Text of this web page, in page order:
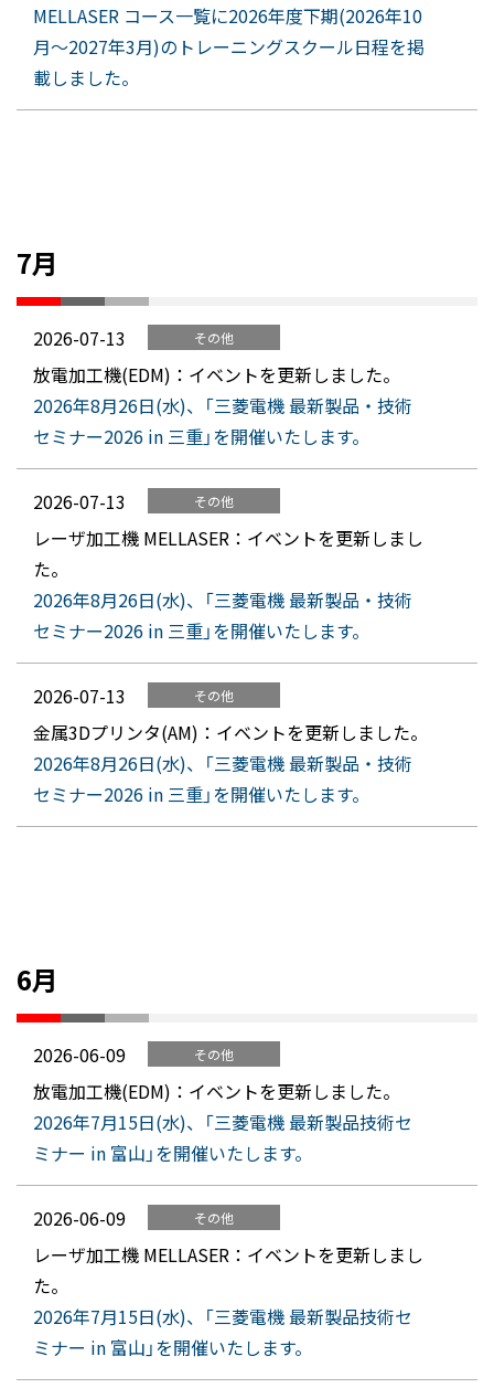
MELLASER コース一覧に2026年度下期(2026年10
月～2027年3月)のトレーニングスクール日程を掲
載しました。
7月
2026-07-13 その他
放電加工機(EDM)：イベントを更新しました。
2026年8月26日(水)、「三菱電機 最新製品・技術
セミナー2026 in 三重」を開催いたします。
2026-07-13 その他
レーザ加工機 MELLASER：イベントを更新しまし
た。
2026年8月26日(水)、「三菱電機 最新製品・技術
セミナー2026 in 三重」を開催いたします。
2026-07-13 その他
金属3Dプリンタ(AM)：イベントを更新しました。
2026年8月26日(水)、「三菱電機 最新製品・技術
セミナー2026 in 三重」を開催いたします。
6月
2026-06-09 その他
放電加工機(EDM)：イベントを更新しました。
2026年7月15日(水)、「三菱電機 最新製品技術セ
ミナー in 富山」を開催いたします。
2026-06-09 その他
レーザ加工機 MELLASER：イベントを更新しまし
た。
2026年7月15日(水)、「三菱電機 最新製品技術セ
ミナー in 富山」を開催いたします。